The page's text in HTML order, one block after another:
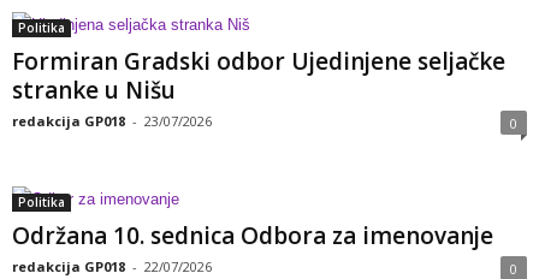
Politika
Formiran Gradski odbor Ujedinjene seljačke
stranke u Nišu
redakcija GP018 - 23/07/2026 0
Politika
Održana 10. sednica Odbora za imenovanje
redakcija GP018 - 22/07/2026 0